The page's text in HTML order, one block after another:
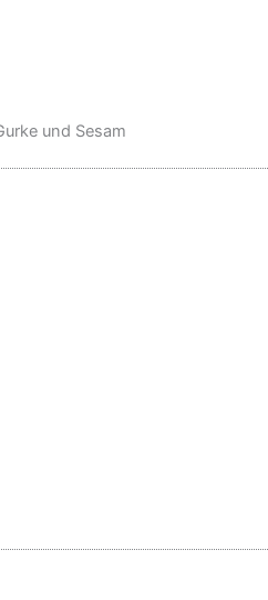
und Sesam